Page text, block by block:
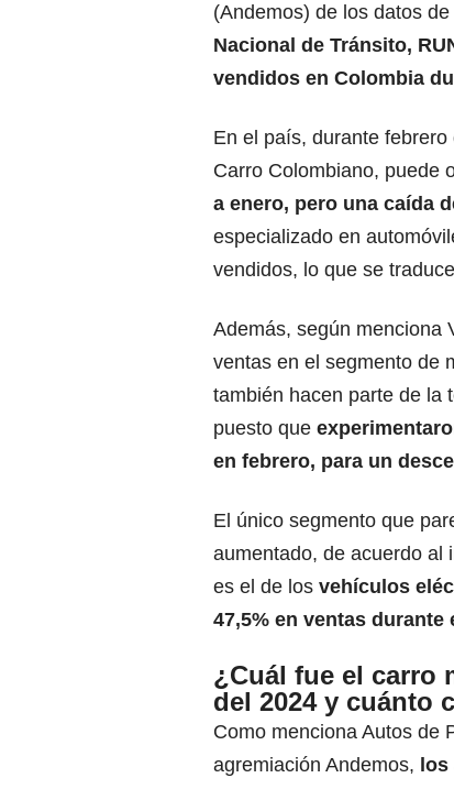
(Andemos) de los datos
Nacional de Tránsito,
vendidos en Colombia
En el país, durante
Carro Colombiano, puede
a enero, pero una caída
especializado en
vendidos, lo que se
Además, según menciona
ventas en el segmento de
también hacen parte de la
puesto que
en febrero, para un
El único segmento que
aumentado, de acuerdo al
es el de los vehículos
47,5% en ventas
¿Cuál fue el carro
del 2024 y cuánto
Como menciona Autos de
agremiación Andemos,